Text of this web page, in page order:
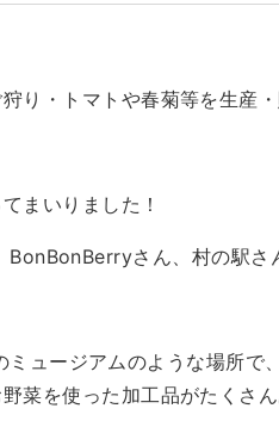
り・トマトや春菊等を生産
まいりました！
さん、村の駅さ
ュージアムのような場所で
菜を使った加工品がたくさん